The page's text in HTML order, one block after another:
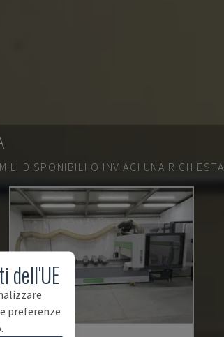
DISPONIBILI O INVIACI UNA RICHIESTA.
dell'UE
preferenze